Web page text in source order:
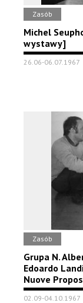
Zasób
Michel
wystawy]
26.06-06.07.1967
Zasób
Grupa N.
Edoardo
Nuove
02.09-04.10.1967